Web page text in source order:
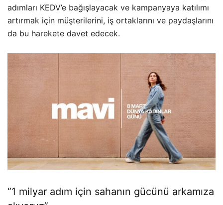
adımları KEDV’e bağışlayacak ve kampanyaya katılımı
artırmak için müşterilerini, iş ortaklarını ve paydaşlarını
da bu harekete davet edecek.
“1 milyar adım için sahanın gücünü arkamıza